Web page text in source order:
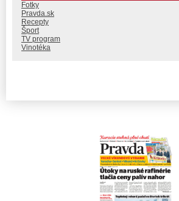
Fotky
Pravda.sk
Recepty
Šport
TV program
Vinotéka